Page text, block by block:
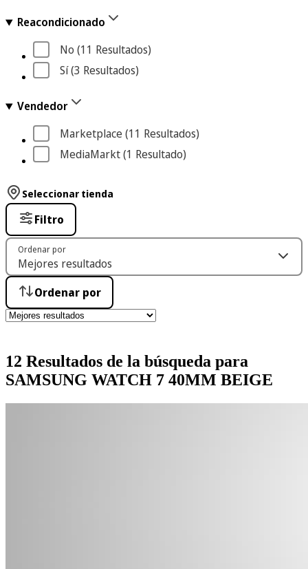
Reacondicionado
No (11 Resultados)
Sí (3 Resultados)
Vendedor
Marketplace (11 Resultados)
MediaMarkt (1 Resultado)
12 Resultados de la búsqueda para
SAMSUNG WATCH 7 40MM BEIGE
Seleccionar tienda
Filtro
Ordenar por
Ordenar por